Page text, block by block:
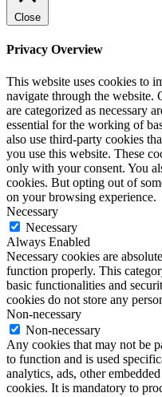
Close
Privacy Overview
This website uses cookies to
navigate through the website.
are categorized as necessary
essential for the working of
also use third-party cookies
you use this website. These
only with your consent. You
cookies. But opting out of
on your browsing experience.
Necessary
Necessary
Always Enabled
Necessary cookies are
function properly. This
basic functionalities and
cookies do not store any
Non-necessary
Non-necessary
Any cookies that may not be
to function and is used
analytics, ads, other
cookies. It is mandatory to